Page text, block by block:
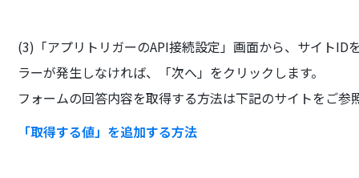
(3)「アプリトリガーのAPI接続設定」画面から、サイト
ラーが発生しなければ、「次へ」をクリックします。
フォームの回答内容を取得する方法は下記のサイトをご参
「取得する値」を追加する方法